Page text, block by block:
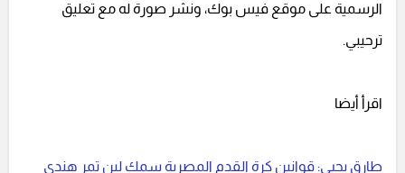
الرسمية على موقع فيس بوك، ونشر صورة له مع تعليق
ترحيبي.
اقرأ أيضا
طارق يحيي: قوانين كرة القدم المصرية سمك لبن تمر هندي